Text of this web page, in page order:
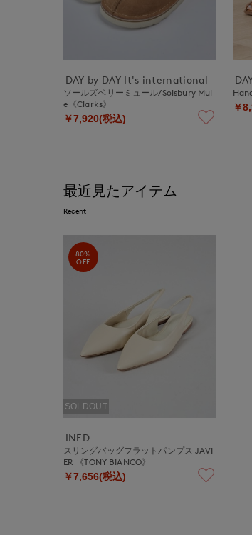
DAY by DAY It's international
ソールズベリーミュール/Solsbury Mul
e《Clarks》
￥7,920(税込)
￥
最近見たアイテム
Recent
80%
OFF
SOLDOUT
INED
スリングバッグフラットパンプス JAVI
ER 《TONY BIANCO》
￥7,656(税込)